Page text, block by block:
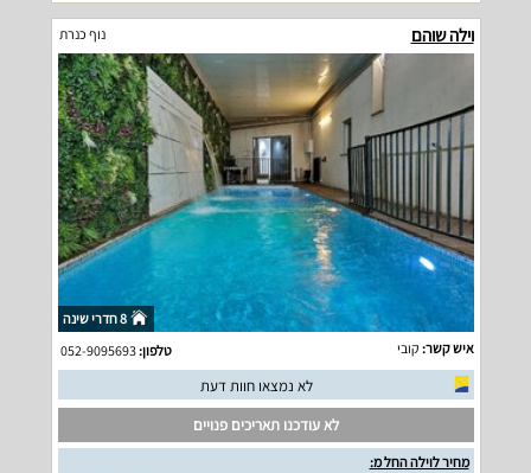
וילה שוהם נוף כנרת
8 חדרי שינה
איש קשר: קובי טלפון:052-9095693
לא נמצאו חוות דעת
לא עודכנו תאריכים פנויים
מחיר לוילה החל מ: